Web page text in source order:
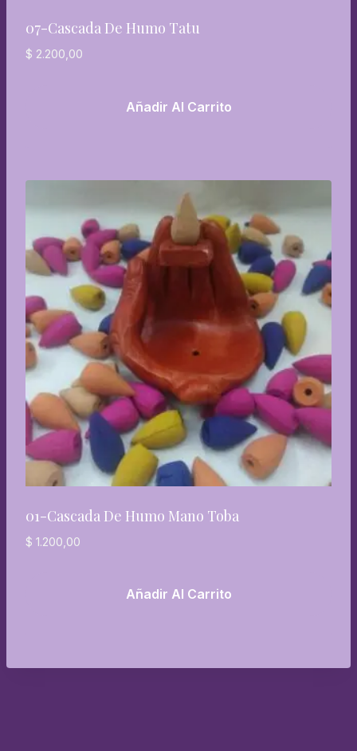
07-Cascada De Humo Tatu
$ 2.200,00
Añadir Al Carrito
01-Cascada De Humo Mano Toba
$ 1.200,00
Añadir Al Carrito